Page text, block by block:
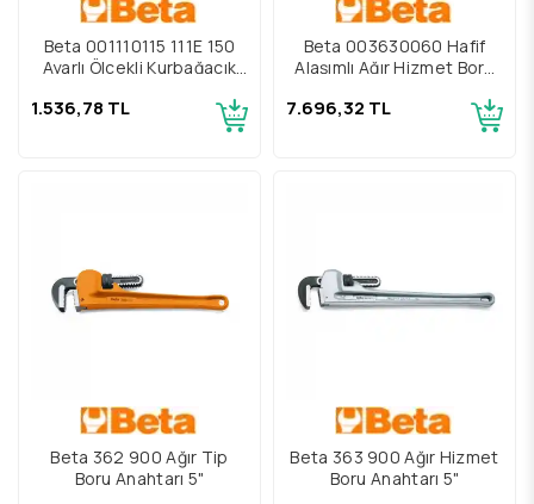
Beta 001110115 111E 150
Ayarlı Ölçekli Kurbağacık
1.536,78 TL
Beta 003630060 Hafif
Alaşımlı Ağır Hizmet Boru
7.696,32 TL
Beta 362 900 Ağır Tip
Boru Anahtarı 5"
Beta 363 900 Ağır Hizmet
Boru Anahtarı 5"